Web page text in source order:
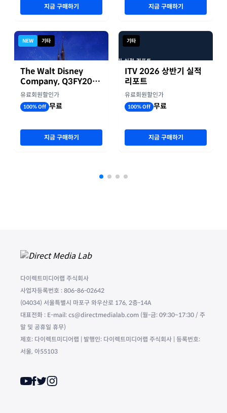
지금 구매하기
NEW 기타
The Walt Disney
Company, Q3FY2026
실적자료
유료회원할인가
100% Off 무료
지금 구매하기
지금 구매하기
기타
ITV 2026 상반기 실적
리포트
유료회원할인가
100% Off 무료
지금 구매하기
다이렉트미디어랩 주식회사
사업자등록번호 : 806-86-02642
(04034) 서울특별시 마포구 와우산로 176, 2층-14A
대표전화 : E-mail: cs@directmedialab.com (월-금: 09:30~17:30 / 주
말 및 공휴일 휴무)
제호: 다이렉트미디어랩 | 발행인: 다이렉트미디어랩 주식회사 | 등록번호:
서울, 아55103